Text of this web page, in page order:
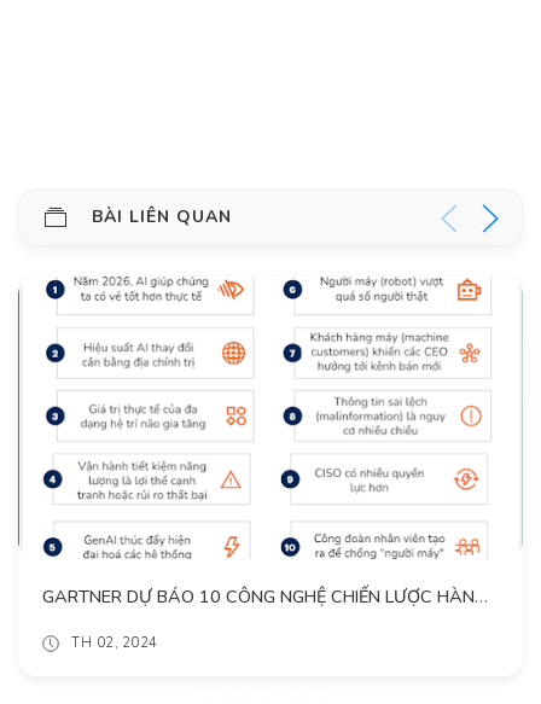
BÀI LIÊN QUAN
GARTNER DỰ BÁO 10 CÔNG NGHỆ CHIẾN LƯỢC HÀNG ĐẦU NĂM 2024 VÀ XA HƠN
TH 02, 2024